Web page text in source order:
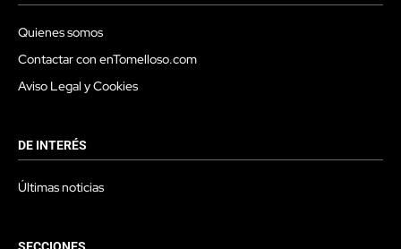
Quienes somos
Contactar con enTomelloso.com
Aviso Legal y Cookies
DE INTERÉS
Últimas noticias